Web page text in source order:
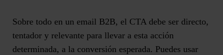
Sobre todo en un email B2B, el CTA debe ser directo,
tentador y relevante para llevar a esta acción
determinada, a la conversión esperada. Puedes usar